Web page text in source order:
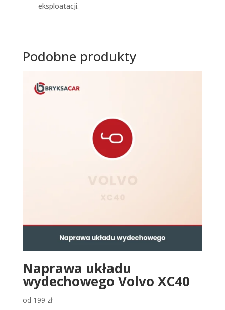
eksploatacji.
Podobne produkty
Naprawa układu
wydechowego Volvo XC40
od 199 zł